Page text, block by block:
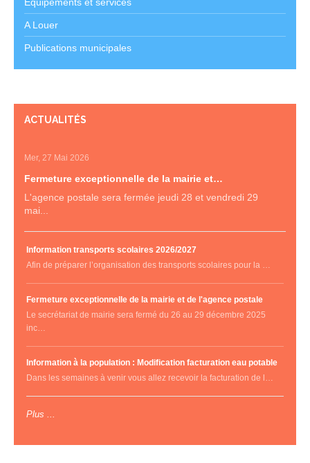
A Louer
Publications municipales
ACTUALITÉS
Mer, 27 Mai 2026
Fermeture exceptionnelle de la mairie et…
L'agence postale sera fermée jeudi 28 et vendredi 29
mai...
Information transports scolaires 2026/2027
Afin de préparer l’organisation des transports scolaires pour la …
Fermeture exceptionnelle de la mairie et de l'agence postale
Le secrétariat de mairie sera fermé du 26 au 29 décembre 2025
inc…
Information à la population : Modification facturation eau potable
Dans les semaines à venir vous allez recevoir la facturation de l…
Plus ...